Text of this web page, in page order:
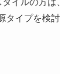
タイプを検